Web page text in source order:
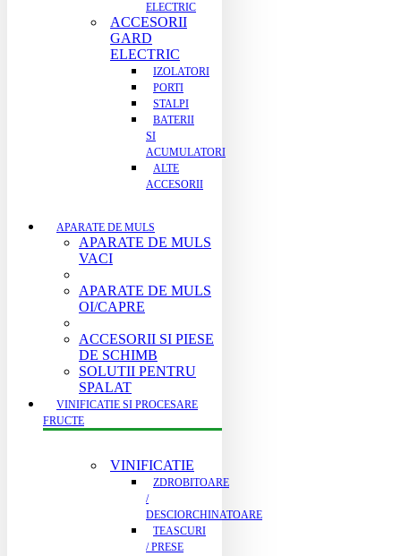
ELECTRIC
ACCESORII
GARD
ELECTRIC
IZOLATORI
PORTI
STALPI
BATERII
SI
ACUMULATORI
ALTE
ACCESORII
APARATE DE MULS
APARATE DE MULS
VACI
APARATE DE MULS
OI/CAPRE
ACCESORII SI PIESE
DE SCHIMB
SOLUTII PENTRU
SPALAT
VINIFICATIE SI PROCESARE
FRUCTE
VINIFICATIE
ZDROBITOARE
/
DESCIORCHINATOARE
TEASCURI
/ PRESE